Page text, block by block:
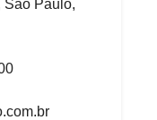
São Paulo,